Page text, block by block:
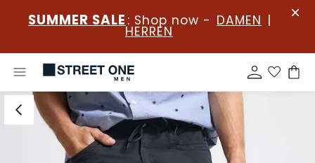
SUMMER SALE : Shop now - DAMEN |
HERREN